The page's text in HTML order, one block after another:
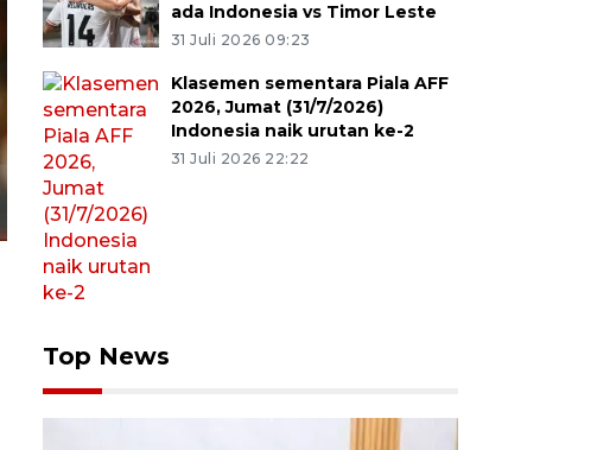
ada Indonesia vs Timor Leste
31 Juli 2026 09:23
Klasemen sementara Piala AFF
2026, Jumat (31/7/2026)
Indonesia naik urutan ke-2
31 Juli 2026 22:22
Top News